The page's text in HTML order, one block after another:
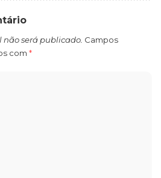
não será publicado. Campos
com *